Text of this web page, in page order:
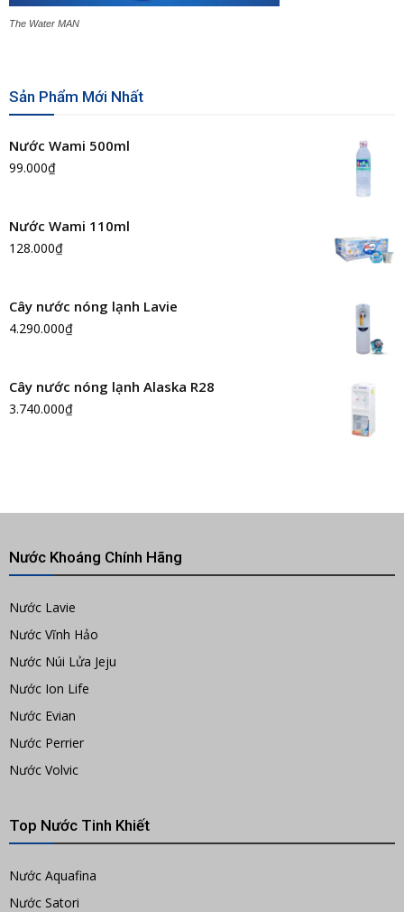
The Water MAN
Sản Phẩm Mới Nhất
Nước Wami 500ml
99.000₫
Nước Wami 110ml
128.000₫
Cây nước nóng lạnh Lavie
4.290.000₫
Cây nước nóng lạnh Alaska R28
3.740.000₫
Nước Khoáng Chính Hãng
Nước Lavie
Nước Vĩnh Hảo
Nước Núi Lửa Jeju
Nước Ion Life
Nước Evian
Nước Perrier
Nước Volvic
Top Nước Tinh Khiết
Nước Aquafina
Nước Satori